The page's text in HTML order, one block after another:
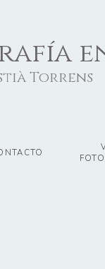
Torrens